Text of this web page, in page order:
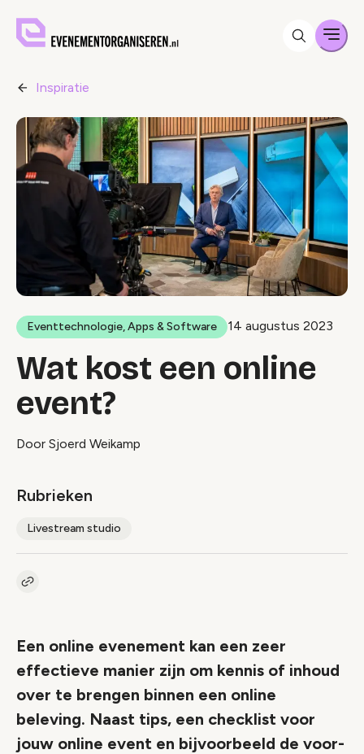
Inspiratie
Eventtechnologie, Apps & Software 14 augustus 2023
Wat kost een online
event?
Door Sjoerd Weikamp
Rubrieken
Livestream studio
Kopieer link naar artikel
Een online evenement kan een zeer
effectieve manier zijn om kennis of inhoud
over te brengen binnen een online
beleving. Naast tips, een checklist voor
jouw online event en bijvoorbeeld de voor-